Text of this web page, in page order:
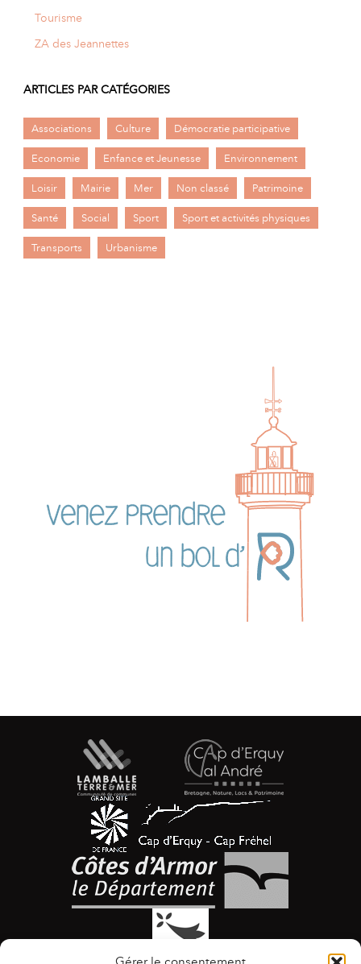
Tourisme
ZA des Jeannettes
ARTICLES PAR CATÉGORIES
Associations Culture Démocratie participative
Economie Enfance et Jeunesse Environnement
Loisir Mairie Mer Non classé Patrimoine
Santé Social Sport Sport et activités physiques
Transports Urbanisme